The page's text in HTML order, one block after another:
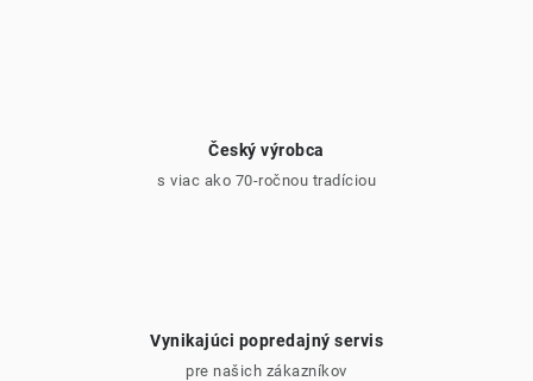
Český výrobca
s viac ako 70-ročnou tradíciou
Vynikajúci popredajný servis
pre našich zákazníkov